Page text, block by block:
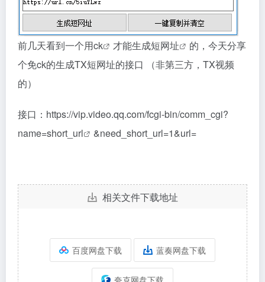
前几天看到一个用ck 才能生成短网址
的，今天分享
个免ck的生成TX短网址的接口 （非第三方，TX视频
的）
接口：https://vip.video.qq.com/fcgi-bin/comm_cgi?
name=short_ url &need_short_url=1&url=
相关文件下载地址
百度网盘下载 蓝奏网盘下载
夸克网盘下载